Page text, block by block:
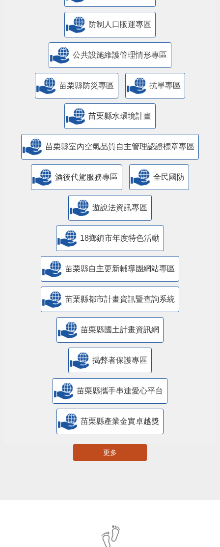
防制人口販運專區
​公共設施維護管理情形專區
苗栗縣防災專區 抗旱專區
苗栗縣水環境計畫
苗栗縣室內空氣品質自主管理認證標章專區
酒後代駕服務專區 全民國防
遊說法資訊專區
18鄉鎮市年度特色活動
苗栗縣自主更新輔導團網站專區
苗栗縣都市計畫資訊暨查詢系統
苗栗縣國土計畫資訊網
揭弊者保護專區
苗栗縣攜手串連愛心平台
苗栗縣產業金實卓越獎
更多